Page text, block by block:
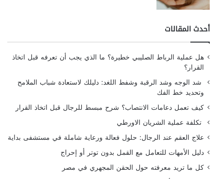
أحدث المقالات
هل عملية الرباط الصليبي خطيرة؟ ما الذي يجب أن تعرفه قبل اتخاذ
القرار؟
شد الوجه وشد الرقبة وشفط اللغد: دليلك لاستعادة شباب الملامح
وتحديد خط الفك
كيف تعمل دعامات الانتصاب؟ شرح مبسط للرجال قبل اتخاذ القرار
تكلفة عملية الشريان الاورطي
علاج العقم عند الرجال: حلول فعالة ورعاية شاملة في مستشفى بداية
دليل الأمهات للتعامل مع القمل بدون توتر أو إحراج
كل ما تريد معرفته حول الحقن المجهري في مصر